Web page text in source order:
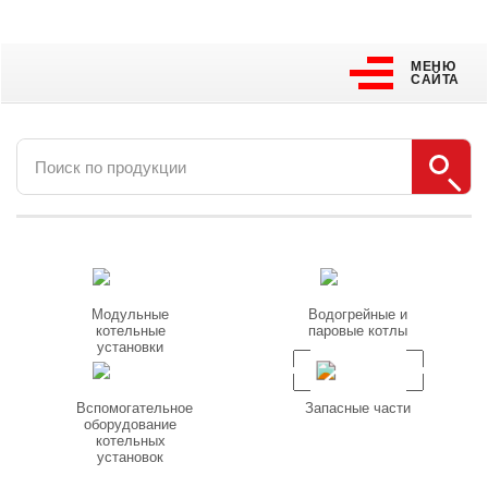
САЙТА
МЕНЮ
САЙТА
Модульные
котельные
установки
Водогрейные и
паровые котлы
Вспомогательное
оборудование
котельных
установок
Запасные части